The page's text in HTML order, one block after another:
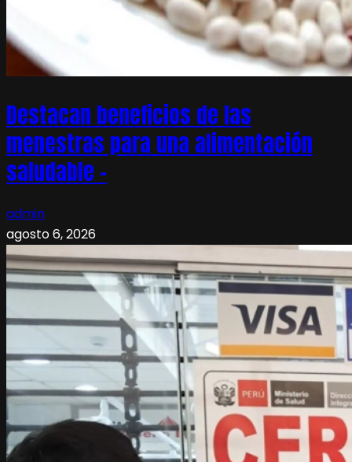
Destacan beneficios de las
menestras para una alimentación
saludable –
admin
agosto 6, 2026